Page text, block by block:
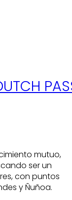
mutuo,
ser un
con puntos
y Ñuñoa.